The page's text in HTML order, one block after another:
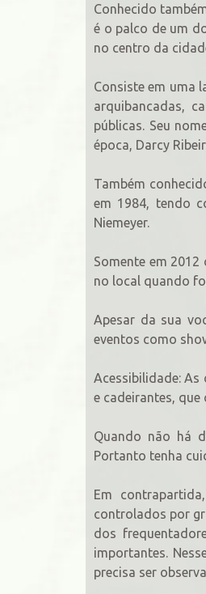
Conhecido
é o palco de um
no centro da
Consiste em uma
arquibancadas,
públicas. Seu
época, Darcy
Também
em 1984, tendo
Niemeyer.
Somente em
no local quando
Apesar da sua
eventos como
Acessibilidade:
e cadeirantes,
Quando não há
Portanto tenha
Em
controlados por
dos
importantes.
precisa ser